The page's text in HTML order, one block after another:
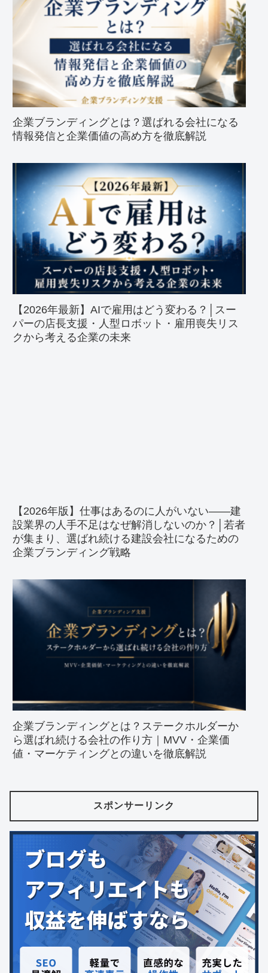
企業ブランディングとは？選ばれる会社になる
情報発信と企業価値の高め方を徹底解説
【2026年最新】AIで雇用はどう変わる？│スー
パーの店長支援・人型ロボット・雇用喪失リス
クから考える企業の未来
【2026年版】仕事はあるのに人がいない――建
設業界の人手不足はなぜ解消しないのか？│若者
が集まり、選ばれ続ける建設会社になるための
企業ブランディング戦略
企業ブランディングとは？ステークホルダーか
ら選ばれ続ける会社の作り方｜MVV・企業価
値・マーケティングとの違いを徹底解説
スポンサーリンク